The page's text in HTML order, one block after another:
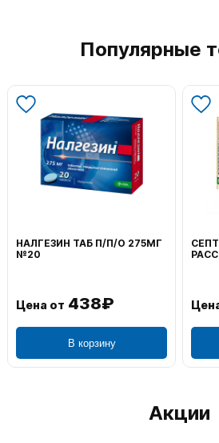
Популярные
НАЛГЕЗИН ТАБ П/П/О 275МГ
№20
Цена от 438₽
В корзину
Акции